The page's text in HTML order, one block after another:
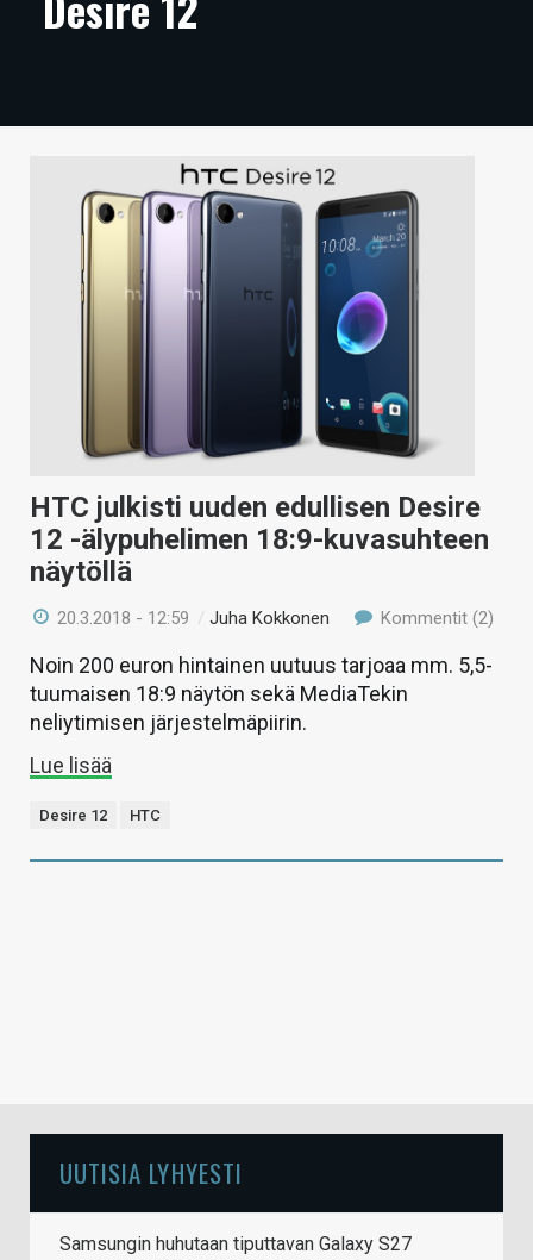
ARTIKKELIT
TECHBBS
HINTA.FI
HAKU
HTC julkisti uuden edullisen Desire
12 -älypuhelimen 18:9-kuvasuhteen
näytöllä
20.3.2018 - 12:59 /Juha Kokkonen Kommentit (2)
Noin 200 euron hintainen uutuus tarjoaa mm. 5,5-
tuumaisen 18:9 näytön sekä MediaTekin
neliytimisen järjestelmäpiirin.
Lue lisää
Desire 12 HTC
UUTISIA LYHYESTI
Samsungin huhutaan tiputtavan Galaxy S27